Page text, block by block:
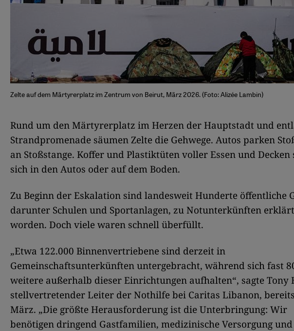
Zelte auf dem Märtyrerplatz im Zentrum von Beirut, März 2026. (Foto: Alizée Lambin)
Rund um den Märtyrerplatz im Herzen der Hauptstadt und
Strandpromenade säumen Zelte die Gehwege. Autos parken
an Stoßstange. Koffer und Plastiktüten voller Essen und Decken
sich in den Autos oder auf dem Boden.
Zu Beginn der Eskalation sind landesweit Hunderte öffentliche
darunter Schulen und Sportanlagen, zu Notunterkünften erklärt
worden. Doch viele waren schnell überfüllt.
„Etwa 122.000 Binnenvertriebene sind derzeit in
Gemeinschaftsunterkünften untergebracht, während sich fast
weitere außerhalb dieser Einrichtungen aufhalten“, sagte Tony
stellvertretender Leiter der Nothilfe bei Caritas Libanon,
März. „Die größte Herausforderung ist die Unterbringung: Wir
benötigen dringend Gastfamilien, medizinische Versorgung und